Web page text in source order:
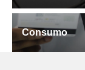
Consumo